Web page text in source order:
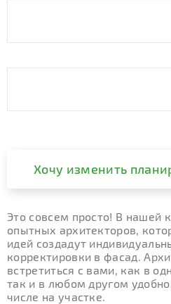
Хочу изменить
Это совсем просто! В нашей
опытных архитекторов,
идей создадут
корректировки в фасад.
встретиться с вами, как в
так и в любом другом
числе на участке.